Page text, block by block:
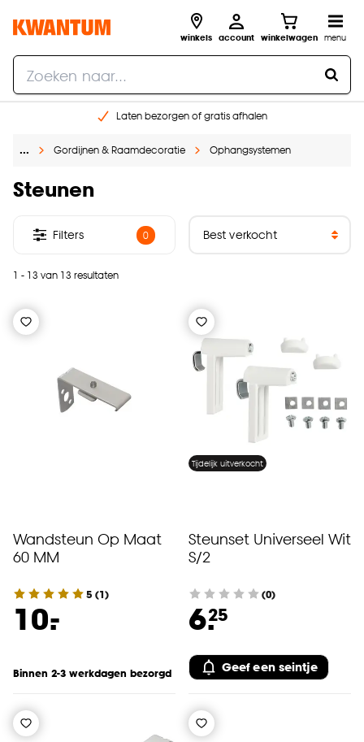
winkels account winkelwagen menu
Laten bezorgen of gratis afhalen
Gratis raam advies en opmeten aan huis
… Gordijnen & Raamdecoratie Ophangsystemen
Steunen
1 - 13 van 13 resultaten
Filters 0
Wandsteun Op Maat
60 MM
5 (1)
10.
-
Binnen 2-3 werkdagen bezorgd
Tijdelijk uitverkocht
Steunset Universeel Wit
S/2
(0)
6.25
Geef een seintje